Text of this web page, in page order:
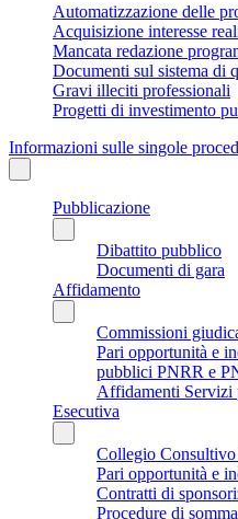
Automatizzazione delle
Acquisizione interesse
Mancata redazione
Documenti sul sistema di
Gravi illeciti professionali
Progetti di investimento
Informazioni sulle singole
Pubblicazione
Dibattito pubblico
Documenti di gara
Affidamento
Commissioni
Pari opportunità e
pubblici PNRR e
Affidamenti
Esecutiva
Collegio
Pari opportunità e
Contratti di
Procedure di